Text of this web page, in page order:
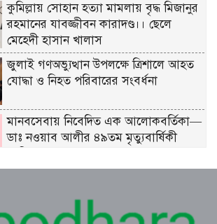
কুমিল্লায় সোহান হত্যা মামলায় বৃদ্ধ মিজানুর
রহমানের যাবজ্জীবন কারাদণ্ড।। ছেলে
মেহেদী হাসান খালাস
জুলাই গণঅভ্যুত্থান উপলক্ষে ত্রিশালে আহত
যোদ্ধা ও নিহত পরিবারের সংবর্ধনা
মানবসেবায় নিবেদিত এক আলোকবর্তিকা—
ডাঃ নওয়াব আলীর ৪৯তম মৃত্যুবার্ষিকী
শ্রীনগরে বিদ্যুতের অতিরিক্ত বিল বিপাকে